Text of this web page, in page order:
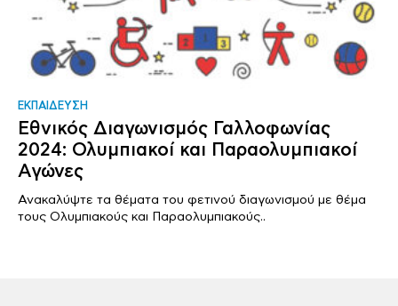
ΕΚΠΑΙΔΕΥΣΗ
Εθνικός Διαγωνισμός Γαλλοφωνίας
2024: Ολυμπιακοί και Παραολυμπιακοί
Αγώνες
Ανακαλύψτε τα θέματα του φετινού διαγωνισμού με θέμα
τους Ολυμπιακούς και Παραολυμπιακούς..